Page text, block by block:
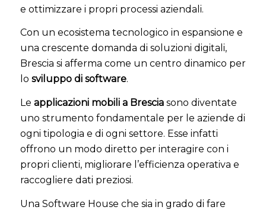
e ottimizzare i propri processi aziendali.
Con un ecosistema tecnologico in espansione e
una crescente domanda di soluzioni digitali,
Brescia si afferma come un centro dinamico per
lo sviluppo di software.
Le applicazioni mobili a Bresciasono diventate
uno strumento fondamentale per le aziende di
ogni tipologia e di ogni settore. Esse infatti
offrono un modo diretto per interagire con i
propri clienti, migliorare l’efficienza operativa e
raccogliere dati preziosi.
Una Software House che sia in grado di fare